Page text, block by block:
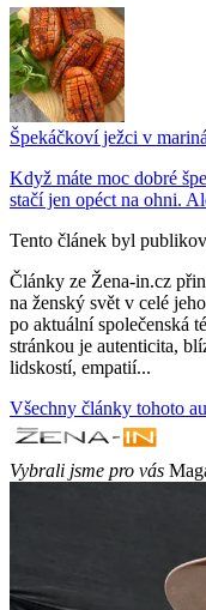
Špekáčkoví ježci v
Když máte moc dobré
stačí jen opéct na ohni.
Tento článek byl
Články ze Žena-in.cz
na ženský svět v celé
po aktuální společenská
stránkou je autenticita,
lidskostí, empatií...
Všechny články tohoto
Vybrali jsme pro vás